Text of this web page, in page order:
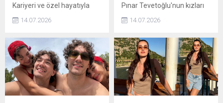
Kariyeri ve özel hayatıyla
adından sıkça söz ettiren
Yüksel, memleketi
Amasya'dan paylaştığı yeni
pozlarla takipçilerinden tam
not aldı.
14.07.2026
Pınar Tevetoğlu'nun kızları
Ünlü sanatçı, kızının doğum
paylaştığı duygusal bir
mesajla kutladı.
14.07.2026